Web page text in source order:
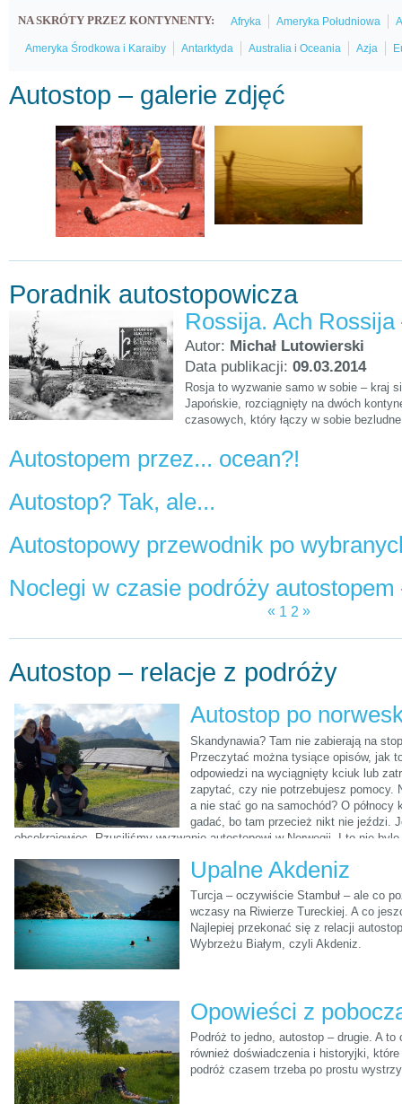
NA SKRÓTY PRZEZ KONTYNENTY: Afryka Ameryka Południowa
Ameryka Środkowa i Karaiby Antarktyda Australia i Oceania Azja
Autostop – galerie zdjęć
Poradnik autostopowicza
Autor: Michał Lutowierski
Data publikacji: 09.03.2014
Rosja to wyzwanie samo w sobie – kraj
Japońskie, rozciągnięty na dwóch
czasowych, który łączy w sobie
Autostopem przez... ocean?!
Autostop? Tak, ale...
« 1 2 »
Autostop – relacje z podróży
Autostop po
Skandynawia? Tam nie zabierają na
Przeczytać można tysiące opisów, jak
odpowiedzi na wyciągnięty kciuk lub
zapytać, czy nie potrzebujesz pomocy.
a nie stać go na samochód? O północy
gadać, bo tam przecież nikt nie jeździ.
obcokrajowiec. Rzuciliśmy wyzwanie autostopowi w Norwegii. I to nie
w kraju reniferów i trolli, możecie poczytać poniżej.
Upalne Akdeniz
Turcja – oczywiście Stambuł – ale co
wczasy na Riwierze Tureckiej. A co
Najlepiej przekonać się z relacji
Wybrzeżu Białym, czyli Akdeniz.
Opowieści z
Podróż to jedno, autostop – drugie. A
również doświadczenia i historyjki,
podróż czasem trzeba po prostu